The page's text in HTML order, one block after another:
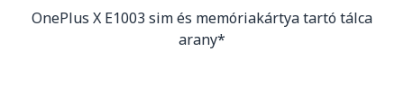
OnePlus X E1003 sim és memóriakártya tartó tálca
arany*